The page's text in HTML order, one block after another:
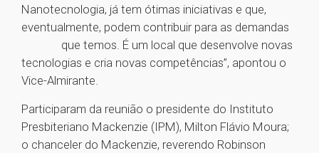
Nanotecnologia, já tem ótimas iniciativas e que,
eventualmente, podem contribuir para as demandas
que temos. É um local que desenvolve novas
tecnologias e cria novas competências”, apontou o
Vice-Almirante.
Participaram da reunião o presidente do Instituto
Presbiteriano Mackenzie (IPM), Milton Flávio Moura;
o chanceler do Mackenzie, reverendo Robinson